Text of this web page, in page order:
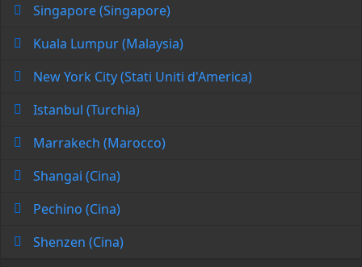
Singapore (Singapore)
Kuala Lumpur (Malaysia)
New York City (Stati Uniti d'America)
Istanbul (Turchia)
Marrakech (Marocco)
Shangai (Cina)
Pechino (Cina)
Shenzen (Cina)